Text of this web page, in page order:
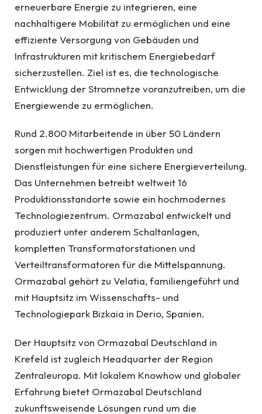
erneuerbare Energie zu integrieren, eine
nachhaltigere Mobilität zu ermöglichen und eine
effiziente Versorgung von Gebäuden und
Infrastrukturen mit kritischem Energiebedarf
sicherzustellen. Ziel ist es, die technologische
Entwicklung der Stromnetze voranzutreiben, um die
Energiewende zu ermöglichen.
Rund 2.800 Mitarbeitende in über 50 Ländern
sorgen mit hochwertigen Produkten und
Dienstleistungen für eine sichere Energieverteilung.
Das Unternehmen betreibt weltweit 16
Produktionsstandorte sowie ein hochmodernes
Technologiezentrum. Ormazabal entwickelt und
produziert unter anderem Schaltanlagen,
kompletten Transformatorstationen und
Verteiltransformatoren für die Mittelspannung.
Ormazabal gehört zu Velatia, familiengeführt und
mit Hauptsitz im Wissenschafts- und
Technologiepark Bizkaia in Derio, Spanien.
Der Hauptsitz von Ormazabal Deutschland in
Krefeld ist zugleich Headquarter der Region
Zentraleuropa. Mit lokalem Knowhow und globaler
Erfahrung bietet Ormazabal Deutschland
zukunftsweisende Lösungen rund um die